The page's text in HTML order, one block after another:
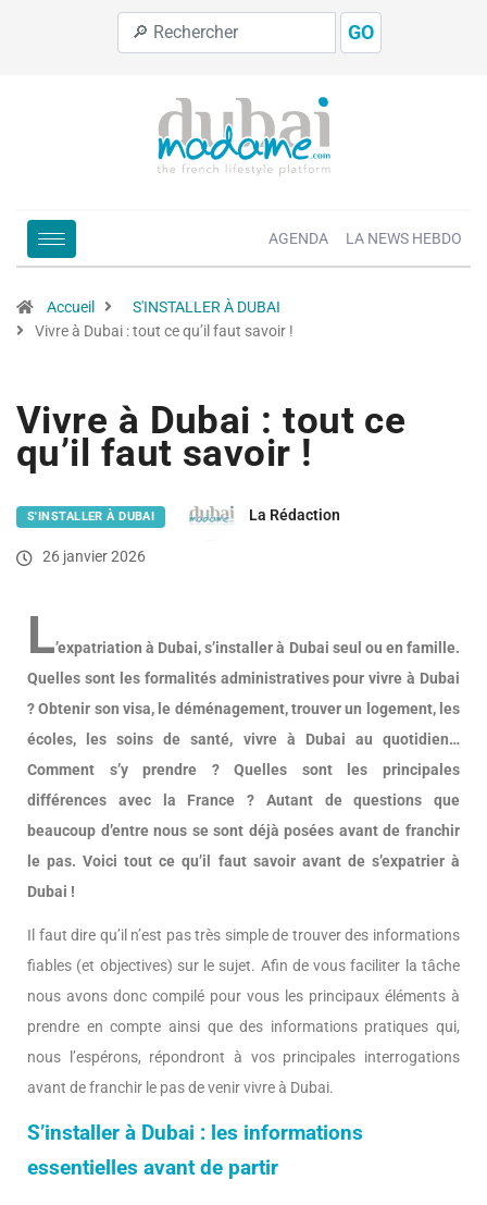
GO
AGENDA LA NEWS HEBDO
Accueil
S'INSTALLER À DUBAI
Vivre à Dubai : tout ce qu’il faut savoir !
Vivre à Dubai : tout ce
qu’il faut savoir !
S'INSTALLER À DUBAI La Rédaction
26 janvier 2026
L’expatriation à Dubai, s’installer à Dubai seul ou en famille.
Quelles sont les formalités administratives pour vivre à Dubai
? Obtenir son visa, le déménagement, trouver un logement, les
écoles, les soins de santé, vivre à Dubai au quotidien…
Comment s’y prendre ?Quelles sont les principales
différences avec la France ? Autant de questions que
beaucoup d’entre nous se sont déjà posées avant de franchir
le pas. Voici tout ce qu’il faut savoir avant de s’expatrier à
Dubai !
Il faut dire qu’il n’est pas très simple de trouver des informations
fiables (et objectives) sur le sujet. Afin de vous faciliter la tâche
nous avons donc compilé pour vous les principaux éléments à
prendre en compte ainsi que des informations pratiques qui,
nous l’espérons, répondront à vos principales interrogations
avant de franchir le pas de venir vivre à Dubai.
S’installer à Dubai : les informations
essentielles avant de partir